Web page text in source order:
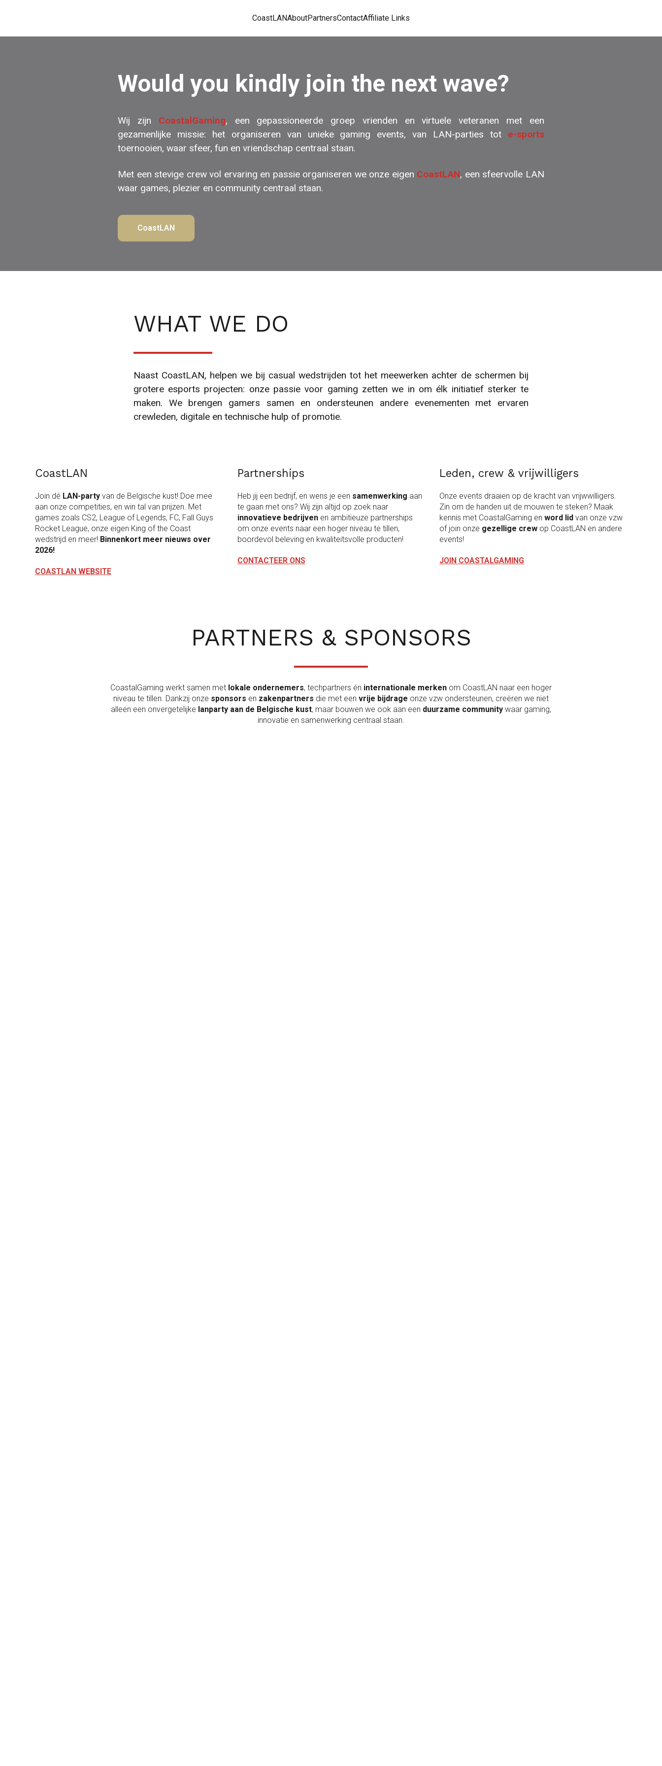
CoastLANAboutPartnersContactAffiliate Links
Would you kindly join the next wave?
Wij zijn CoastalGaming, een gepassioneerde groep vrienden en virtuele veteranen met een
gezamenlijke missie: het organiseren van unieke gaming events, van LAN-parties tot e-sports
toernooien, waar sfeer, fun en vriendschap centraal staan.
Met een stevige crew vol ervaring en passie organiseren we onze eigen CoastLAN, een sfeervolle LAN
waar games, plezier en community centraal staan.
CoastLAN
WHAT WE DO
Naast CoastLAN, helpen we bij casual wedstrijden tot het meewerken achter de schermen bij
grotere esports projecten: onze passie voor gaming zetten we in om élk initiatief sterker te
maken. We brengen gamers samen en ondersteunen andere evenementen met ervaren
crewleden, digitale en technische hulp of promotie.
CoastLAN
Join dé LAN-party van de Belgische kust! Doe mee
aan onze competities, en win tal van prijzen. Met
games zoals CS2, League of Legends, FC, Fall Guys
Rocket League, onze eigen King of the Coast
wedstrijd en meer! Binnenkort meer nieuws over
2026!
COASTLAN WEBSITE
Partnerships
Heb jij een bedrijf, en wens je een samenwerking aan
te gaan met ons? Wij zijn altijd op zoek naar
innovatieve bedrijvenen ambitieuze partnerships
om onze events naar een hoger niveau te tillen,
boordevol beleving en kwaliteitsvolle producten!
CONTACTEER ONS
Leden, crew & vrijwilligers
Onze events draaien op de kracht van vrijwwilligers.
Zin om de handen uit de mouwen te steken? Maak
kennis met CoastalGaming enword lid van onze vzw
of join onze gezellige crew op CoastLAN en andere
events!
JOIN COASTALGAMING
PARTNERS & SPONSORS
CoastalGaming werkt samen met lokale ondernemers, techpartners én internationale merken om CoastLAN naar een hoger
niveau te tillen. Dankzij onze sponsors en zakenpartners die met een vrije bijdrage onze vzw ondersteunen, creëren we niet
alleen een onvergetelijke lanparty aan de Belgische kust, maar bouwen we ook aan een duurzame community waar gaming,
innovatie en samenwerking centraal staan.